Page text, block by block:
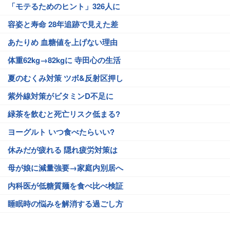
「モテるためのヒント」326人に
容姿と寿命 28年追跡で見えた差
あたりめ 血糖値を上げない理由
体重62kg→82kgに 寺田心の生活
夏のむくみ対策 ツボ&反射区押し
紫外線対策がビタミンD不足に
緑茶を飲むと死亡リスク低まる?
ヨーグルト いつ食べたらいい?
休みだが疲れる 隠れ疲労対策は
母が娘に減量強要→家庭内別居へ
内科医が低糖質麺を食べ比べ検証
睡眠時の悩みを解消する過ごし方